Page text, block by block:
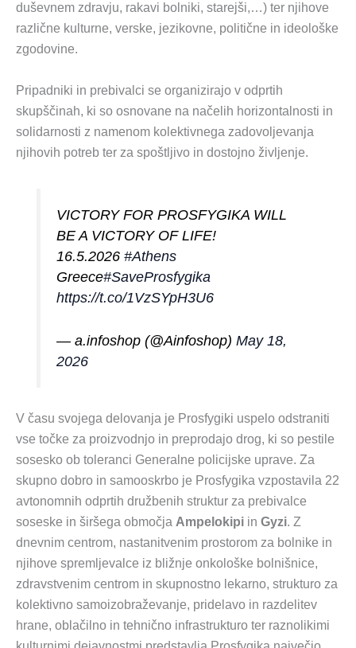
duševnem zdravju, rakavi bolniki, starejši,…) ter njihove
različne kulturne, verske, jezikovne, politične in ideološke
zgodovine.
Pripadniki in prebivalci se organizirajo v odprtih
skupščinah, ki so osnovane na načelih horizontalnosti in
solidarnosti z namenom kolektivnega zadovoljevanja
njihovih potreb ter za spoštljivo in dostojno življenje.
VICTORY FOR PROSFYGIKA WILL
BE A VICTORY OF LIFE!
16.5.2026#Athens
Greece#SaveProsfygika
https://t.co/1VzSYpH3U6
— a.infoshop (@Ainfoshop)May 18,
2026
V času svojega delovanja je Prosfygiki uspelo odstraniti
vse točke za proizvodnjo in preprodajo drog, ki so pestile
sosesko ob toleranci Generalne policijske uprave. Za
skupno dobro in samooskrbo je Prosfygika vzpostavila 22
avtonomnih odprtih družbenih struktur za prebivalce
soseske in širšega območja Ampelokipi in Gyzi. Z
dnevnim centrom, nastanitvenim prostorom za bolnike in
njihove spremljevalce iz bližnje onkološke bolnišnice,
zdravstvenim centrom in skupnostno lekarno, strukturo za
kolektivno samoizobraževanje, pridelavo in razdelitev
hrane, oblačilno in tehnično infrastrukturo ter raznolikimi